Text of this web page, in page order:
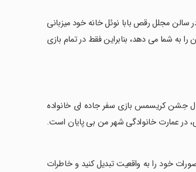
مجلل رقص بابا نوئل خانه خود میزبانی
به شما می دهد، بنابراین فقط در تمام بازی
جشن کریسمس بازی سفر جاده ای خانواده
در عمارت خانوادگی شهر من بی پایان است.
خود را به واقعیت تبدیل کنید و خاطرات